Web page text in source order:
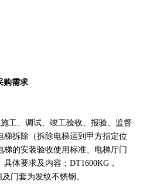
购需求
工、调试、竣工验收、报验、监督
拆除（拆除电梯运到甲方指定位
的安装验收使用标准、电梯厅门
体要求及内容；DT1600KG，
门套为发纹不锈钢。